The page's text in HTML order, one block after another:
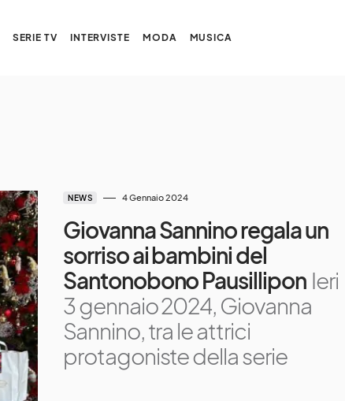
SERIE TV INTERVISTE MODA MUSICA
NEWS 4 Gennaio 2024
Giovanna Sannino regala un
sorriso ai bambini del
Santonobono Pausillipon Ieri
3 gennaio 2024, Giovanna
Sannino, tra le attrici
protagoniste della serie